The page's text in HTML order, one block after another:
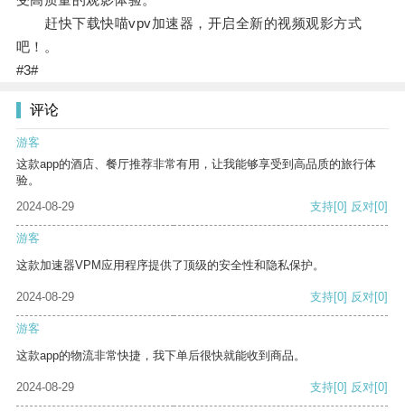
赶快下载快喵vpv加速器，开启全新的视频观影方式
吧！。
#3#
评论
游客
这款app的酒店、餐厅推荐非常有用，让我能够享受到高品质的旅行体
验。
2024-08-29
支持[0] 反对[0]
游客
这款加速器VPM应用程序提供了顶级的安全性和隐私保护。
2024-08-29 支持[0] 反对[0]
游客
这款app的物流非常快捷，我下单后很快就能收到商品。
2024-08-29 支持[0] 反对[0]